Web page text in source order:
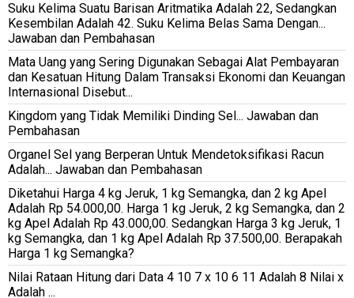
Suku Kelima Suatu Barisan Aritmatika Adalah 22, Sedangkan
Kesembilan Adalah 42. Suku Kelima Belas Sama Dengan...
Jawaban dan Pembahasan
Mata Uang yang Sering Digunakan Sebagai Alat Pembayaran
dan Kesatuan Hitung Dalam Transaksi Ekonomi dan Keuangan
Internasional Disebut...
Kingdom yang Tidak Memiliki Dinding Sel... Jawaban dan
Pembahasan
Organel Sel yang Berperan Untuk Mendetoksifikasi Racun
Adalah... Jawaban dan Pembahasan
Diketahui Harga 4 kg Jeruk, 1 kg Semangka, dan 2 kg Apel
Adalah Rp 54.000,00. Harga 1 kg Jeruk, 2 kg Semangka, dan 2
kg Apel Adalah Rp 43.000,00. Sedangkan Harga 3 kg Jeruk, 1
kg Semangka, dan 1 kg Apel Adalah Rp 37.500,00. Berapakah
Harga 1 kg Semangka?
Nilai Rataan Hitung dari Data 4 10 7 x 10 6 11 Adalah 8 Nilai x
Adalah ...